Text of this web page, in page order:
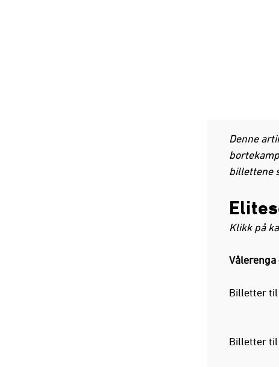
Denne
billettene
Klikk på
Billetter til
Billetter